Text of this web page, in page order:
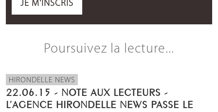
JE M'INSCRIS
Poursuivez la lecture...
HIRONDELLE NEWS
22.06.15 - NOTE AUX LECTEURS -
L’AGENCE HIRONDELLE NEWS PASSE LE